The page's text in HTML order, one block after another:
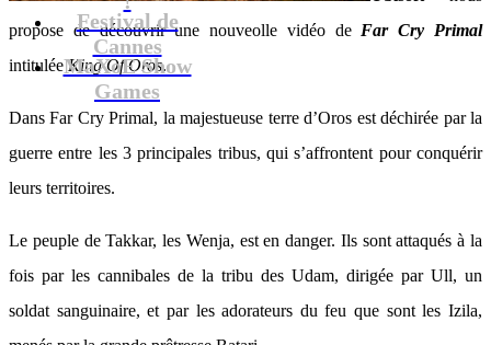
Festival de
Cannes
MaXoE Show
Games
propose de découvrir une nouveolle vidéo de Far Cry Primal
intituléeKing Of Oros.
Dans Far Cry Primal, la majestueuse terre d’Oros est déchirée par la
guerre entre les 3 principales tribus, qui s’affrontent pour conquérir
leurs territoires.
Le peuple de Takkar, les Wenja, est en danger. Ils sont attaqués à la
fois par les cannibales de la tribu des Udam, dirigée par Ull, un
soldat sanguinaire, et par les adorateurs du feu que sont les Izila,